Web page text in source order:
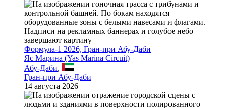
Формула-1 2026, Гран-при Абу-Даби
Яс Марина (Yas Marina Circuit)
Абу-Даби,
Гран-при Абу-Даби
14 августа 2026